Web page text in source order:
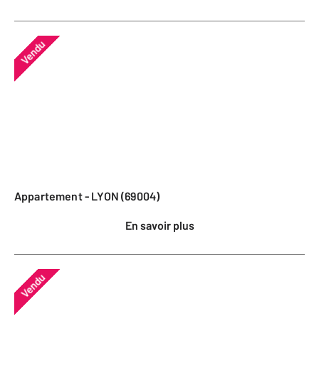
Vendu
Appartement - LYON (69004)
En savoir plus
Vendu